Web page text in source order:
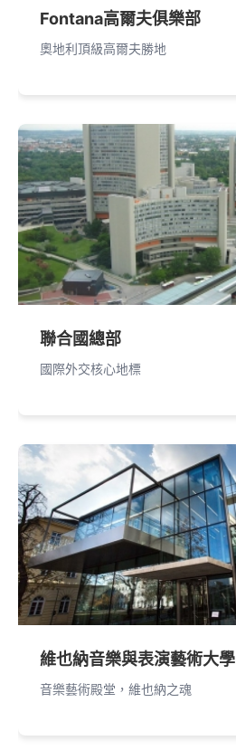
Fontana高爾夫俱樂部
奧地利頂級高爾夫勝地
聯合國總部
國際外交核心地標
維也納音樂與表演藝術大學
音樂藝術殿堂，維也納之魂